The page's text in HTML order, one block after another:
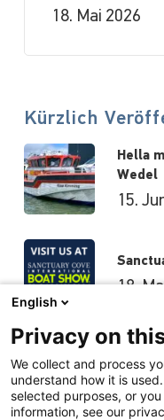
18. Mai 2026
Kürzlich
Hella
Wedel
15.
18.
8. Mai
English
Privacy on
We collect and process
understand how it is
selected purposes, or
information, see our